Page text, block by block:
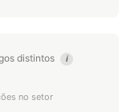
distintos i
no setor